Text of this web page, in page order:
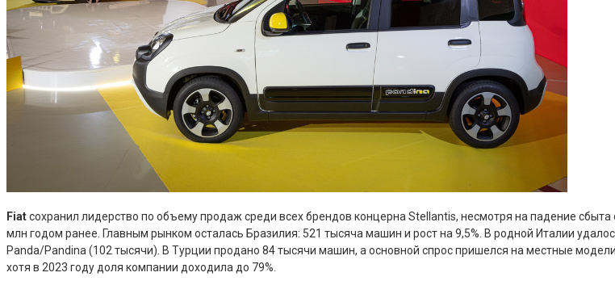
Fiatсохранил лидерство по объему продаж среди всех брендов концерна Stellantis, несмотря на падение
млн годом ранее. Главным рынком осталась Бразилия: 521 тысяча машин и рост на 9,5%. В родной Италии
Panda/Pandina (102 тысячи). В Турции продано 84 тысячи машин, а основной спрос пришелся на местные
хотя в 2023 году доля компании доходила до 79%.